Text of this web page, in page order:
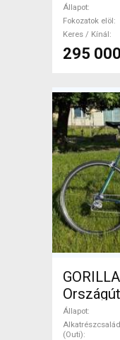
Állapot
Fokozatok elöl
Keres / Kínál
295
Centaur
ELADÓ
Állapot
Alkatrészcsalád
(Outi)